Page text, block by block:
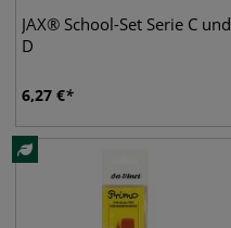
JAX® School-Set Serie C und
D
6,27 €